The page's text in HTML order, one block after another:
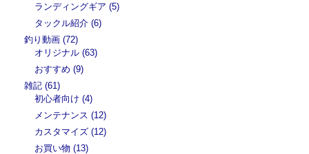
ランディングギア (5)
タックル紹介 (6)
釣り動画 (72)
オリジナル (63)
おすすめ (9)
雑記 (61)
初心者向け (4)
メンテナンス (12)
カスタマイズ (12)
お買い物 (13)